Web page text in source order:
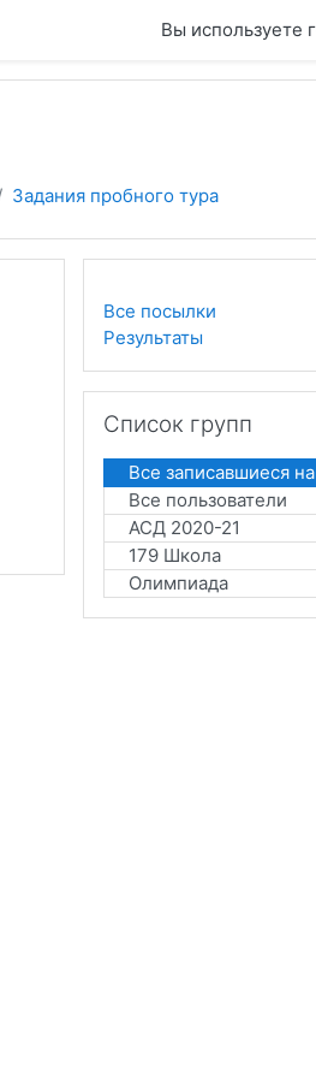
Вы используете
Задания пробного тура
Все посылки
Результаты
Список групп
Все записавшиеся
Все пользователи
АСД 2020-21
179 Школа
Олимпиада